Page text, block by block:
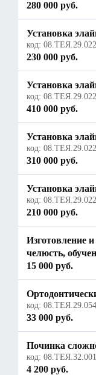
280 000 руб.
Установка
код:
230 000 руб.
Установка
код:
410 000 руб.
Установка
код:
310 000 руб.
Установка
код:
210 000 руб.
Изготовление
челюсть,
15 000 руб.
код:
33 000 руб.
Починка
код:
4 200 руб.